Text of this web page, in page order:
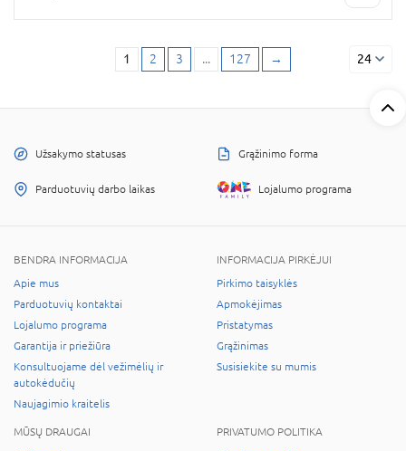
1 2 3 ... 127 → 24
Užsakymo statusas Grąžinimo forma
Parduotuvių darbo laikas Lojalumo programa
BENDRA INFORMACIJA
Apie mus
Parduotuvių kontaktai
Lojalumo programa
Garantija ir priežiūra
Konsultuojame dėl vežimėlių ir
autokėdučių
Naujagimio kraitelis
INFORMACIJA PIRKĖJUI
Pirkimo taisyklės
Apmokėjimas
Pristatymas
Grąžinimas
Susisiekite su mumis
MŪSŲ DRAUGAI
PRIVATUMO POLITIKA